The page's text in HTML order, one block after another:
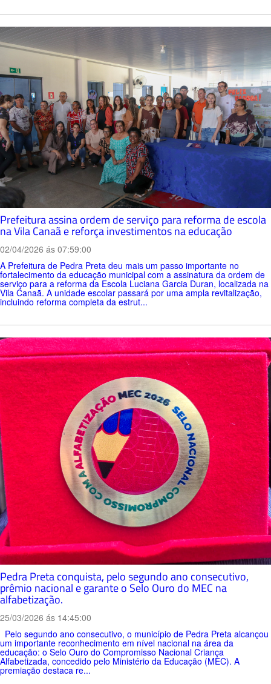
Prefeitura assina ordem de serviço para reforma de escola
na Vila Canaã e reforça investimentos na educação
02/04/2026 ás 07:59:00
A Prefeitura de Pedra Preta deu mais um passo importante no
fortalecimento da educação municipal com a assinatura da ordem de
serviço para a reforma da Escola Luciana Garcia Duran, localizada na
Vila Canaã. A unidade escolar passará por uma ampla revitalização,
incluindo reforma completa da estrut...
Pedra Preta conquista, pelo segundo ano consecutivo,
prêmio nacional e garante o Selo Ouro do MEC na
alfabetização.
25/03/2026 ás 14:45:00
Pelo segundo ano consecutivo, o município de Pedra Preta alcançou
um importante reconhecimento em nível nacional na área da
educação: o Selo Ouro do Compromisso Nacional Criança
Alfabetizada, concedido pelo Ministério da Educação (MEC). A
premiação destaca re...